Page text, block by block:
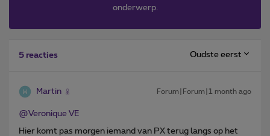
onderwerp.
5 reacties Oudste eerst
Martin Forum|Forum|1 month ago
@Veronique VE
Hier komt pas morgen iemand van PX terug langs op het